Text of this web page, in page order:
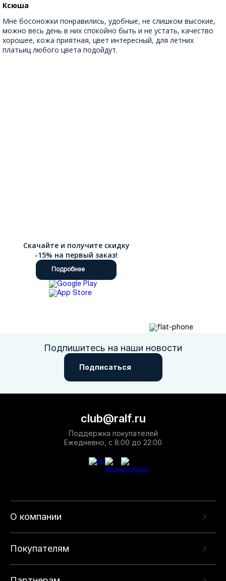
Ксюша
Мне босоножки понравились, удобные, не слишком высокие,
можно весь день в них спокойно быть и не устать, качество
хорошее, кожа приятная, цвет интересный, для летних
платьиц любого цвета подойдут.
Скачайте и получите скидку
-15% на первый заказ!
Подробнее
Подпишитесь на наши новости
Подписаться
О компании
Покупателям
club@ralf.ru
Поддержка покупателей
Ежедневно, с 8:00 до 22:00